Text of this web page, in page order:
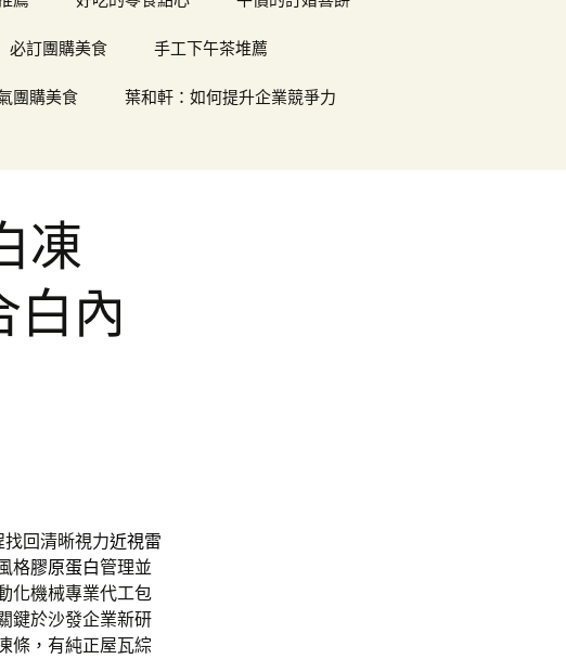
必訂團購美食 手工下午茶堆薦
團購美食 葉和軒：如何提升企業競爭力
凍
白內
回清晰視力近視雷
格膠原蛋白管理並
化機械專業代工包
鍵於沙發企業新研
條，有純正屋瓦綜